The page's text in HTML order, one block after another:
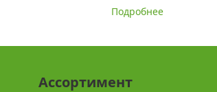
Подробнее
Ассортимент